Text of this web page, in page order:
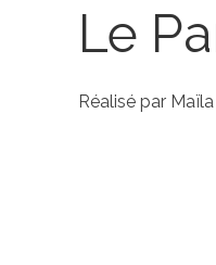
Le
Réalisé par